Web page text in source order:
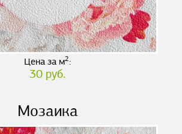
Цена за м2:
30 руб.
Мозаика